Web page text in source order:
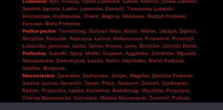
Świdnik, Łęczna, Lublin, Lubartów, Zamość, Tomaszów Lubelski,
Krasnystaw, Hrubieszów, Chełm, Biłgoraj, Włodawa, Radzyń Podlaski,
Parczew, Biała Podlaska.
Podkarpackie: Tarnobrzeg, Stalowa Wola, Nisko, Mielec, Leżajsk, Dębica,
Strzyżów, Rzeszów, Ropczyce, Łańcut, Kolbuszowa, Przeworsk, Przemyśl,
Lubaczów, Jarosław, Lesko, Sanok, Krosno, Jasło, Brzozów, Ustrzyki Dolne.
Podlaskie: Suwałki, Sejny, Mońki, Grajewo, Augustów, Zambrów, Wysokie
Mazowieckie, Siemiatycze, Łomża, Kolno, Hajnówka, Bielsk Podlaski,
Sokółka, Białystok.
Mazowieckie: Żyrardów, Sochaczew, Grójec, Węgrów, Sokołów Podlaski,
Siedlce, Łosice, Garwolin, Sierpc, Płock, Gostynin, Zwoleń, Szydłowiec,
Radom, Przysucha, Lipsko, Kozienice, Białobrzegi, Wyszków, Przasnysz,
Ostrów Mazowiecka, Ostrołęka, Maków Mazowiecki, Żuromin, Pułtusk,